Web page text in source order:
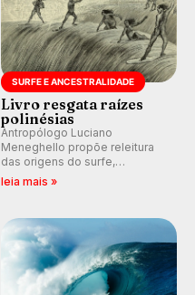
SURFE E ANCESTRALIDADE
Livro resgata raízes
polinésias
Antropólogo Luciano
Meneghello propõe releitura
das origens do surfe,
resgatando a cultura polinésia
prática em esporte e indústria.
leia mais »